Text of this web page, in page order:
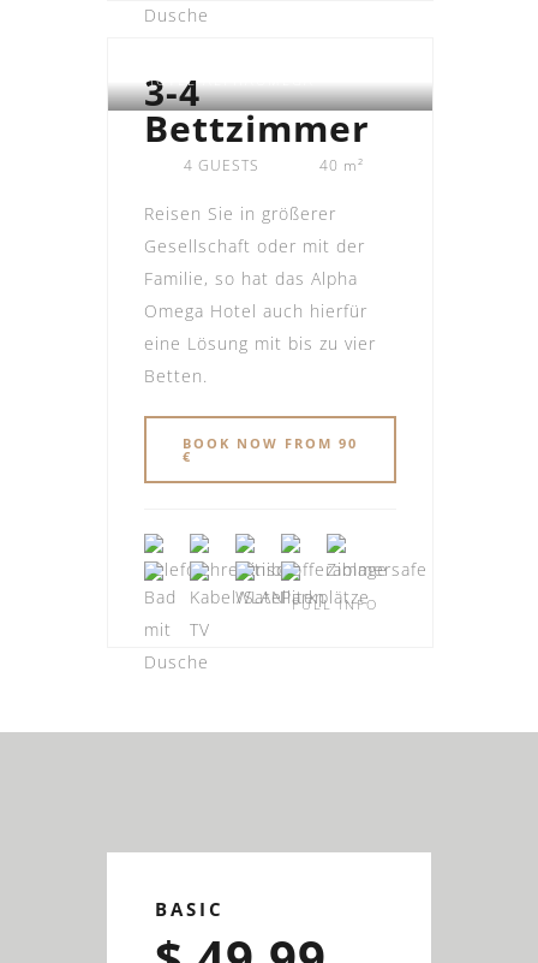
HOTEL ALPHAOMEGA
3-4
Bettzimmer
4 GUESTS 40 m²
Reisen Sie in größerer
Gesellschaft oder mit der
Familie, so hat das Alpha
Omega Hotel auch hierfür
eine Lösung mit bis zu vier
Betten.
BOOK NOW FROM 90
€
FULL INFO
BASIC